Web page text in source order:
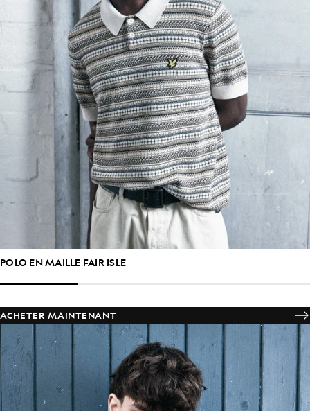
POLO EN MAILLE FAIR ISLE
ACHETER MAINTENANT